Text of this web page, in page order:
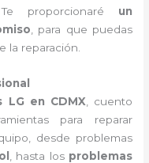
proporcionaré un
, para que puedas
la reparación.
LG en CDMX , cuento
para reparar
desde problemas
, hasta los problemas